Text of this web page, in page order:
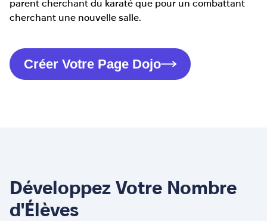
parent cherchant du karaté que pour un combattant
cherchant une nouvelle salle.
Créer Votre Page Dojo
Développez Votre Nombre
d'Élèves